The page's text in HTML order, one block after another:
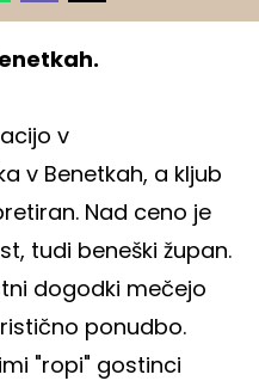
v
v Benetkah, a kljub
Nad ceno je
tudi beneški župan.
dogodki mečejo
ponudbo.
"ropi" gostinci